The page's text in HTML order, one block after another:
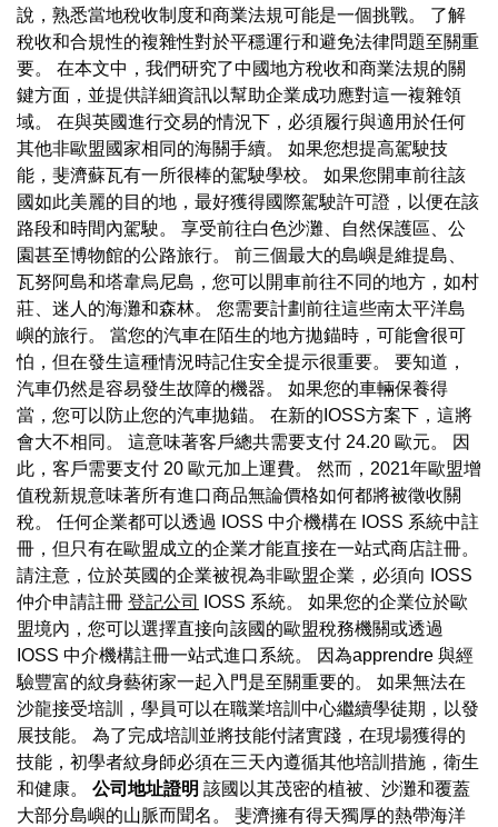
說，熟悉當地稅收制度和商業法規可能是一個挑戰。 了解
稅收和合規性的複雜性對於平穩運行和避免法律問題至關重
要。 在本文中，我們研究了中國地方稅收和商業法規的關
鍵方面，並提供詳細資訊以幫助企業成功應對這一複雜領
域。 在與英國進行交易的情況下，必須履行與適用於任何
其他非歐盟國家相同的海關手續。 如果您想提高駕駛技
能，斐濟蘇瓦有一所很棒的駕駛學校。 如果您開車前往該
國如此美麗的目的地，最好獲得國際駕駛許可證，以便在該
路段和時間內駕駛。 享受前往白色沙灘、自然保護區、公
園甚至博物館的公路旅行。 前三個最大的島嶼是維提島、
瓦努阿島和塔韋烏尼島，您可以開車前往不同的地方，如村
莊、迷人的海灘和森林。 您需要計劃前往這些南太平洋島
嶼的旅行。 當您的汽車在陌生的地方拋錨時，可能會很可
怕，但在發生這種情況時記住安全提示很重要。 要知道，
汽車仍然是容易發生故障的機器。 如果您的車輛保養得
當，您可以防止您的汽車拋錨。 在新的IOSS方案下，這將
會大不相同。 這意味著客戶總共需要支付 24.20 歐元。 因
此，客戶需要支付 20 歐元加上運費。 然而，2021年歐盟增
值稅新規意味著所有進口商品無論價格如何都將被徵收關
稅。 任何企業都可以透過 IOSS 中介機構在 IOSS 系統中註
冊，但只有在歐盟成立的企業才能直接在一站式商店註冊。
請注意，位於英國的企業被視為非歐盟企業，必須向 IOSS
仲介申請註冊 登記公司
IOSS 系統。 如果您的企業位於歐
盟境內，您可以選擇直接向該國的歐盟稅務機關或透過
IOSS 中介機構註冊一站式進口系統。 因為apprendre 與經
驗豐富的紋身藝術家一起入門是至關重要的。 如果無法在
沙龍接受培訓，學員可以在職業培訓中心繼續學徒期，以發
展技能。 為了完成培訓並將技能付諸實踐，在現場獲得的
技能，初學者紋身師必須在三天內遵循其他培訓措施，衛生
和健康。 公司地址證明 該國以其茂密的植被、沙灘和覆蓋
大部分島嶼的山脈而聞名。 斐濟擁有得天獨厚的熱帶海洋